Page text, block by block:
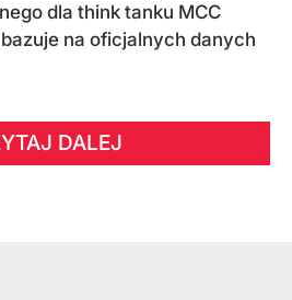
dla think tanku MCC
na oficjalnych danych
DALEJ